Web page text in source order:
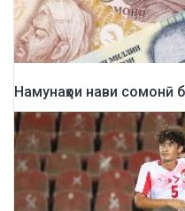
Намунаҳои нави сомонӣ